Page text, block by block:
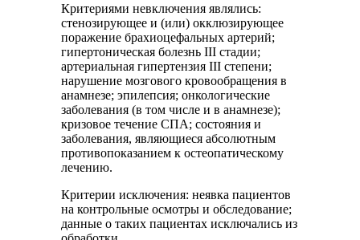
Критериями невключения являлись:
стенозирующее и (или) окклюзирующее
поражение брахиоцефальных артерий;
гипертоническая болезнь III стадии;
артериальная гипертензия III степени;
нарушение мозгового кровообращения в
анамнезе; эпилепсия; онкологические
заболевания (в том числе и в анамнезе);
кризовое течение СПА; состояния и
заболевания, являющиеся абсолютным
противопоказанием к остеопатическому
лечению.
Критерии исключения: неявка пациентов
на контрольные осмотры и обследование;
данные о таких пациентах исключались из